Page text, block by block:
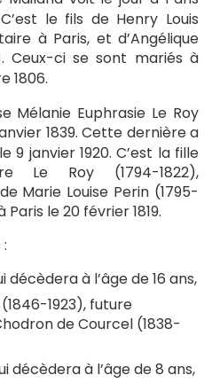
le fils de Henry Louis
à Paris, et d’Angélique
Ceux-ci se sont mariés à
1806.
Mélanie Euphrasie Le Roy
1839. Cette dernière a
9 janvier 1920. C’est la fille
Le Roy (1794-1822),
Marie Louise Perin (1795-
le 20 février 1819.
décèdera à l’âge de 16 ans,
1923), future
de Courcel (1838-
décèdera à l’âge de 8 ans,